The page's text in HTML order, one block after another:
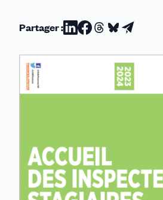
Partager :Partager
sur
Partager
sur
Facebook
Partager
sur
Threads
Partager
sur
Bluesky
Partager
par
email